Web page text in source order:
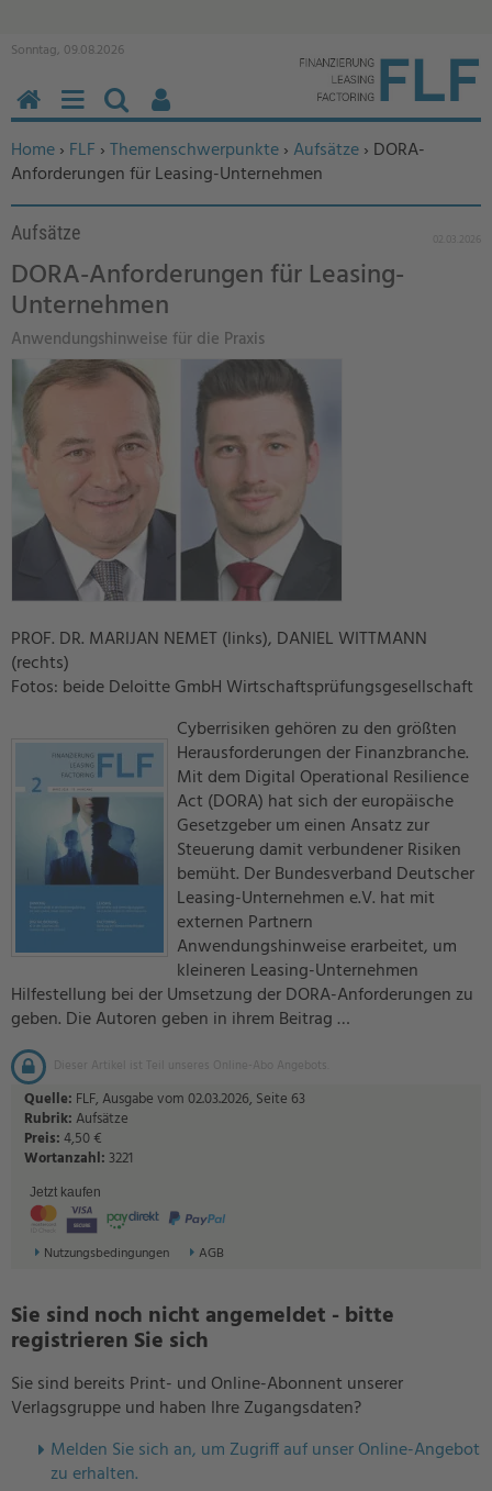
Sonntag, 09.08.2026
Sie befinden sich hier:
Home› FLF ›Themenschwerpunkte› Aufsätze› DORA-
Anforderungen für Leasing-Unternehmen
Aufsätze
DORA-Anforderungen für Leasing-
Unternehmen
Anwendungshinweise für die Praxis
PROF. DR. MARIJAN NEMET (links), DANIEL WITTMANN
(rechts)
Fotos: beide Deloitte GmbH Wirtschaftsprüfungsgesellschaft
Cyberrisiken gehören zu den größten
Herausforderungen der Finanzbranche.
Mit dem Digital Operational Resilience
Act (DORA) hat sich der europäische
Gesetzgeber um einen Ansatz zur
Steuerung damit verbundener Risiken
bemüht. Der Bundesverband Deutscher
Leasing-Unternehmen e.V. hat mit
externen Partnern
Anwendungshinweise erarbeitet, um
kleineren Leasing-Unternehmen
Hilfestellung bei der Umsetzung der DORA-Anforderungen zu
geben. Die Autoren geben in ihrem Beitrag …
Dieser Artikel ist Teil unseres Online-Abo Angebots.
Quelle: FLF, Ausgabe vom 02.03.2026, Seite 63
Rubrik:Aufsätze
Preis:4,50 €
Wortanzahl:3221
Jetzt kaufen
Nutzungsbedingungen AGB
Sie sind noch nicht angemeldet - bitte
registrieren Sie sich
Sie sind bereits Print- und Online-Abonnent unserer
Verlagsgruppe und haben Ihre Zugangsdaten?
Melden Sie sich an, um Zugriff auf unser Online-Angebot
zu erhalten.
HOMEMENÜSUCHEN
BENUTZERFUNKTIONEN